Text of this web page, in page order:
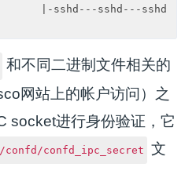
|-sshd---sshd---sshd
和不同二进制文件相关的
网站上的帐户访问）之
socket进行身份验证，它
confd_ipc_secret
文